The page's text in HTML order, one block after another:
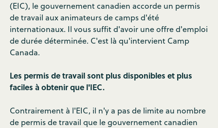
(EIC), le gouvernement canadien accorde un permis
de travail aux animateurs de camps d'été
internationaux. Il vous suffit d'avoir une offre d'emploi
de durée déterminée. C'est là qu'intervient Camp
Canada.
Les permis de travail sont plus disponibles et plus
faciles à obtenir que l'IEC.
Contrairement à l'EIC, il n'y a pas de limite au nombre
de permis de travail que le gouvernement canadien